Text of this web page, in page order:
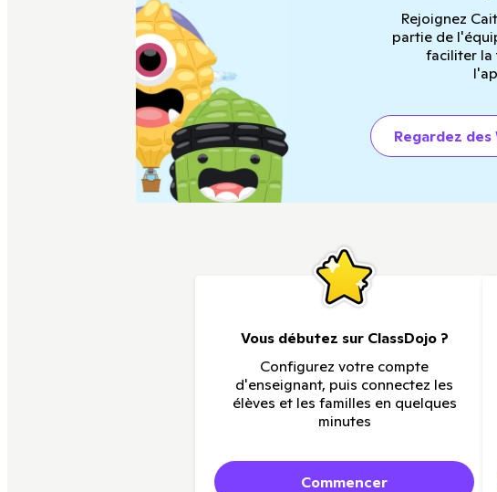
Rejoignez
partie de
faciliter la
Regardez
Vous débutez sur ClassDojo ?
Configurez votre compte
d'enseignant, puis connectez les
élèves et les familles en quelques
minutes
Commencer